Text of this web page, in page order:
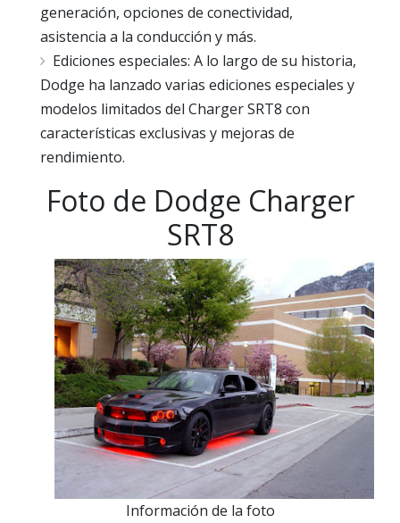
generación, opciones de conectividad,
asistencia a la conducción y más.
Ediciones especiales: A lo largo de su historia,
Dodge ha lanzado varias ediciones especiales y
modelos limitados del Charger SRT8 con
características exclusivas y mejoras de
rendimiento.
Foto de Dodge Charger
SRT8
Información de la foto